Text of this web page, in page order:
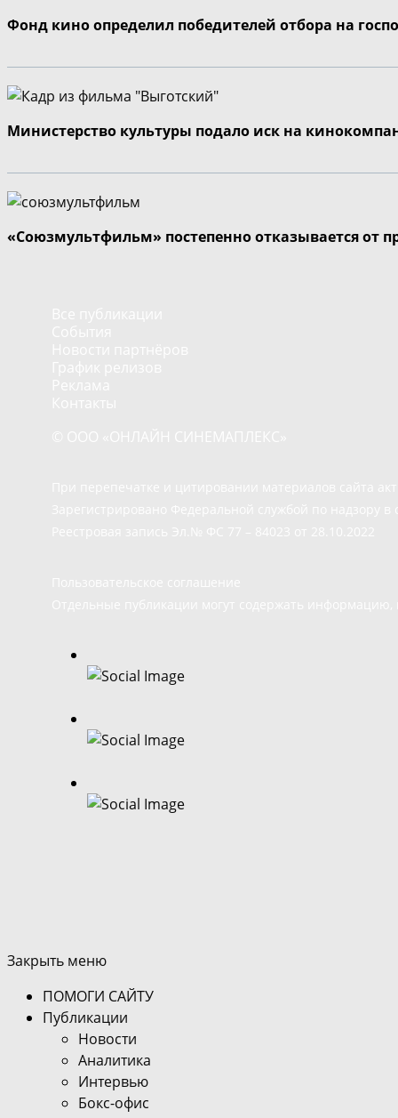
Фонд кино определил победителей отбора на
Министерство культуры подало иск на
«Союзмультфильм» постепенно отказывается от
Закрыть меню
ПОМОГИ САЙТУ
Публикации
Новости
Аналитика
Интервью
Бокс-офис